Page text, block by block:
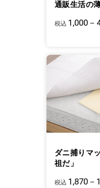
通販生活の
税込 1,000－
ダニ捕りマ
祖だ」
税込 1,870－